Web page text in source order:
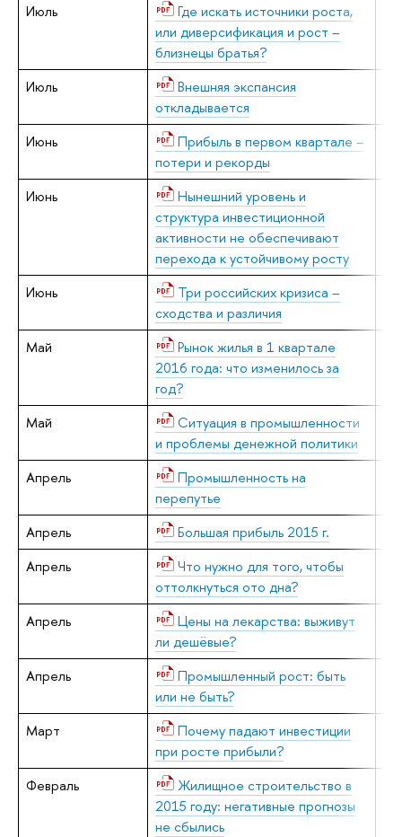
Июль
Где искать источники роста,
или диверсификация и рост –
близнецы братья?
Июль
Внешняя экспансия
откладывается
Июнь
Прибыль в первом квартале –
потери и рекорды
Июнь
Нынешний уровень и
структура инвестиционной
активности не обеспечивают
перехода к устойчивому росту
Июнь
Три российских кризиса –
сходства и различия
Май
Рынок жилья в 1 квартале
2016 года: что изменилось за
год?
Май
Ситуация в промышленности
и проблемы денежной политики
Апрель
Промышленность на
перепутье
Апрель Большая прибыль 2015 г.
Апрель
Что нужно для того, чтобы
оттолкнуться ото дна?
Апрель
Цены на лекарства: выживут
ли дешёвые?
Апрель
Промышленный рост: быть
или не быть?
Март
Почему падают инвестиции
при росте прибыли?
Февраль
Жилищное строительство в
2015 году: негативные прогнозы
не сбылись